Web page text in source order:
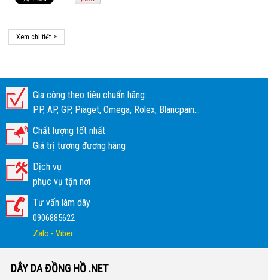
Xem chi tiết »
Gia công theo tiêu chuẩn hãng:
PP, AP, GP, Piaget, Omega, Rolex, Blancpain...
Chất lượng tốt nhất
Giá trị tương đương hãng
Dịch vụ
phục vụ tận nơi
Tư vấn làm dây
0906885622
Zalo - Viber
DÂY DA ĐỒNG HỒ .NET